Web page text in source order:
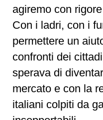
agiremo con
Con i ladri, con i
permettere un
confronti dei
sperava di
mercato e con la
italiani colpiti da